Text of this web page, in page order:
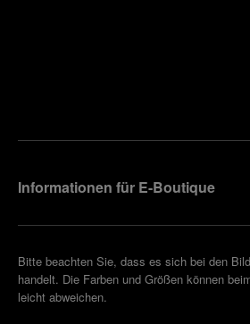
Informationen für E-Boutique
Bitte beachten Sie, dass es sich bei den
handelt. Die Farben und Größen können
leicht abweichen.